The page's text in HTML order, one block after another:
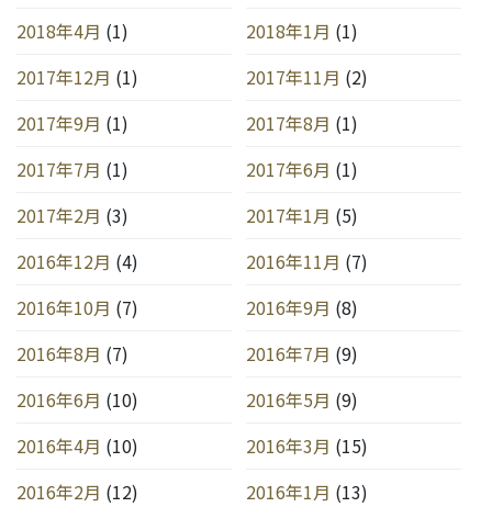
2018年4月 (1) 2018年1月 (1)
2017年12月 (1) 2017年11月 (2)
2017年9月 (1) 2017年8月 (1)
2017年7月 (1) 2017年6月 (1)
2017年2月 (3) 2017年1月 (5)
2016年12月 (4) 2016年11月 (7)
2016年10月 (7) 2016年9月 (8)
2016年8月 (7) 2016年7月 (9)
2016年6月 (10) 2016年5月 (9)
2016年4月 (10) 2016年3月 (15)
2016年2月 (12) 2016年1月 (13)